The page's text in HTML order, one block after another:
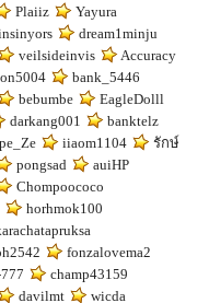
Plaiiz
Yayura
dream1minju
veilsideinvis
Accuracy
bank_5446
bebumbe
EagleDolll
darkang001
banktelz
iiaom1104
รักษ์
pongsad
auiHP
Chompoococo
horhmok100
fonzalovema2
champ43159
davilmt
wicda